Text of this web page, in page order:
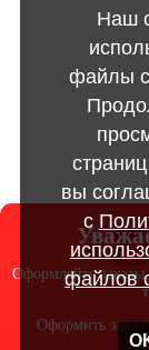
Оформляйте заказы
Оформить заказ
Наш
файлы
вы
с
файлов